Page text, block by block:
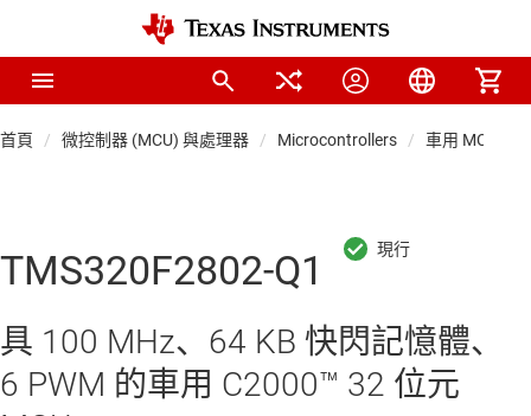
首頁 微控制器 (MCU) 與處理器 Microcontrollers 車用 MCU
TMS320F2802-Q1
具 100 MHz、64 KB 快閃記憶體、
6 PWM 的車用 C2000™ 32 位元